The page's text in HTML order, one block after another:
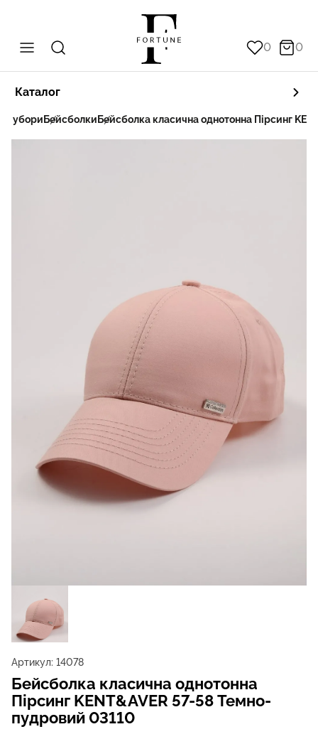
0 0
Каталог
убори Бейсболки Бейсболка класична однотонна Пірсинг
Артикул: 14078
Бейсболка класична однотонна
Пірсинг KENT&AVER 57-58 Темно-
пудровий 03110